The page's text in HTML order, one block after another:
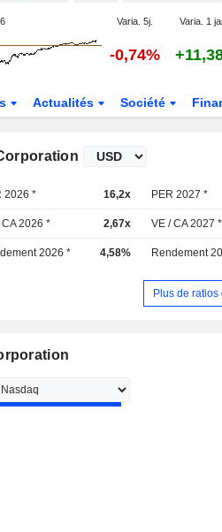
Varia. 5j. Varia. 1
-0,74%
Actualités Société
2026 * 16,2x PER 2027 *
CA 2026 * 2,67x VE / CA 2027 *
2026 * 4,58% Rendement
Plus de